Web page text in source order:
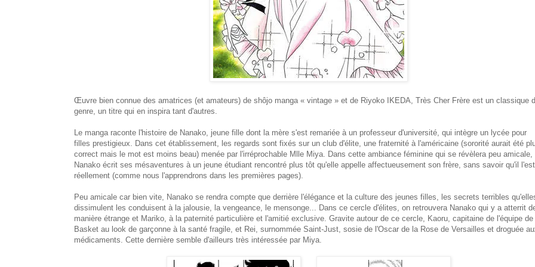
Œuvre bien connue des amatrices (et amateurs) de shôjo manga « vintage » et de Riyoko IKEDA, Très Cher Frère est un classique
genre, un titre qui en inspira tant d'autres.
Le manga raconte l'histoire de Nanako, jeune fille dont la mère s'est remariée à un professeur d'université, qui intègre un lycée pour
filles prestigieux. Dans cet établissement, les regards sont fixés sur un club d'élite, une fraternité à l'américaine (sororité aurait été
correct mais le mot est moins beau) menée par l'irréprochable Mlle Miya. Dans cette ambiance féminine qui se révèlera peu amicale,
Nanako écrit ses mésaventures à un jeune étudiant rencontré plus tôt qu'elle appelle affectueusement son frère, sans savoir qu'il l'est
réellement (comme nous l'apprendrons dans les premières pages).
Peu amicale car bien vite, Nanako se rendra compte que derrière l'élégance et la culture des jeunes filles, les secrets terribles
dissimulent les conduisent à la jalousie, la vengeance, le mensonge... Dans ce cercle d'élites, on retrouvera Nanako qui y a atterrit
manière étrange et Mariko, à la paternité particulière et l'amitié exclusive. Gravite autour de ce cercle, Kaoru, capitaine de l'équipe de
Basket au look de garçonne à la santé fragile, et Rei, surnommée Saint-Just, sosie de l'Oscar de la Rose de Versailles et droguée
médicaments. Cette dernière semble d'ailleurs très intéressée par Miya.